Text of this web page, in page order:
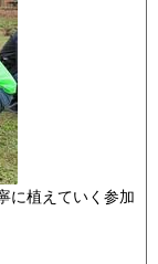
に植えていく参加